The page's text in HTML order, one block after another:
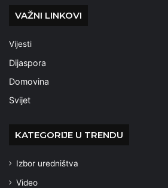
VAŽNI LINKOVI
Vijesti
Dijaspora
Domovina
Svijet
KATEGORIJE U TRENDU
Izbor uredništva
Video